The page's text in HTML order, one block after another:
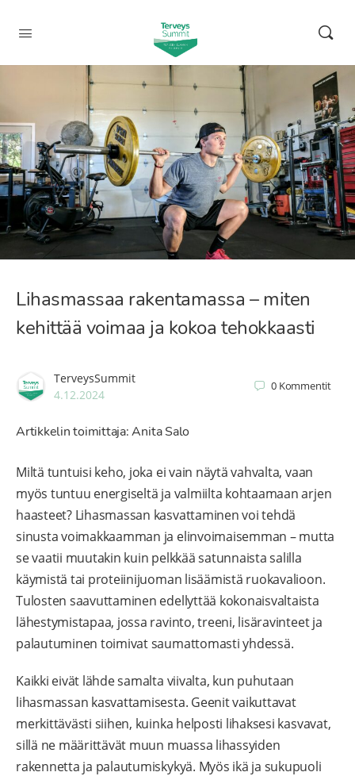
Lihasmassaa rakentamassa – miten
kehittää voimaa ja kokoa tehokkaasti
TerveysSummit
4.12.2024
0 Kommentit
Artikkelin toimittaja: Anita Salo
Miltä tuntuisi keho, joka ei vain näytä vahvalta, vaan
myös tuntuu energiseltä ja valmiilta kohtaamaan arjen
haasteet? Lihasmassan kasvattaminen voi tehdä
sinusta voimakkaamman ja elinvoimaisemman – mutta
se vaatii muutakin kuin pelkkää satunnaista salilla
käymistä tai proteiinijuoman lisäämistä ruokavalioon.
Tulosten saavuttaminen edellyttää kokonaisvaltaista
lähestymistapaa, jossa ravinto, treeni, lisäravinteet ja
palautuminen toimivat saumattomasti yhdessä.
Kaikki eivät lähde samalta viivalta, kun puhutaan
lihasmassan kasvattamisesta. Geenit vaikuttavat
merkittävästi siihen, kuinka helposti lihaksesi kasvavat,
sillä ne määrittävät muun muassa lihassyiden
rakennetta ja palautumiskykyä. Myös ikä ja sukupuoli